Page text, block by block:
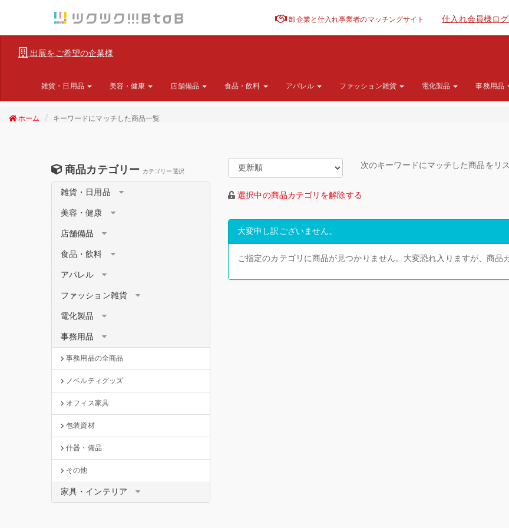
卸企業と仕入れ事業者のマッチングサイト 仕入れ会員様ロ
出展をご希望の企業様
雑貨・日用品 美容・健康 店舗備品 食品・飲料 アパレル ファッション雑貨 電化製品 事務用品
ホーム キーワードにマッチした商品一覧
商品カテゴリー カテゴリー選択
雑貨・日用品
美容・健康
店舗備品
食品・飲料
アパレル
ファッション雑貨
電化製品
事務用品
事務用品の全商品
ノベルティグッズ
オフィス家具
包装資材
什器・備品
その他
家具・インテリア
次のキーワードにマッチした商品をリ
選択中の商品カテゴリを解除する
大変申し訳ございません。
ご指定のカテゴリに商品が見つかりません。大変恐れ入りますが、商品